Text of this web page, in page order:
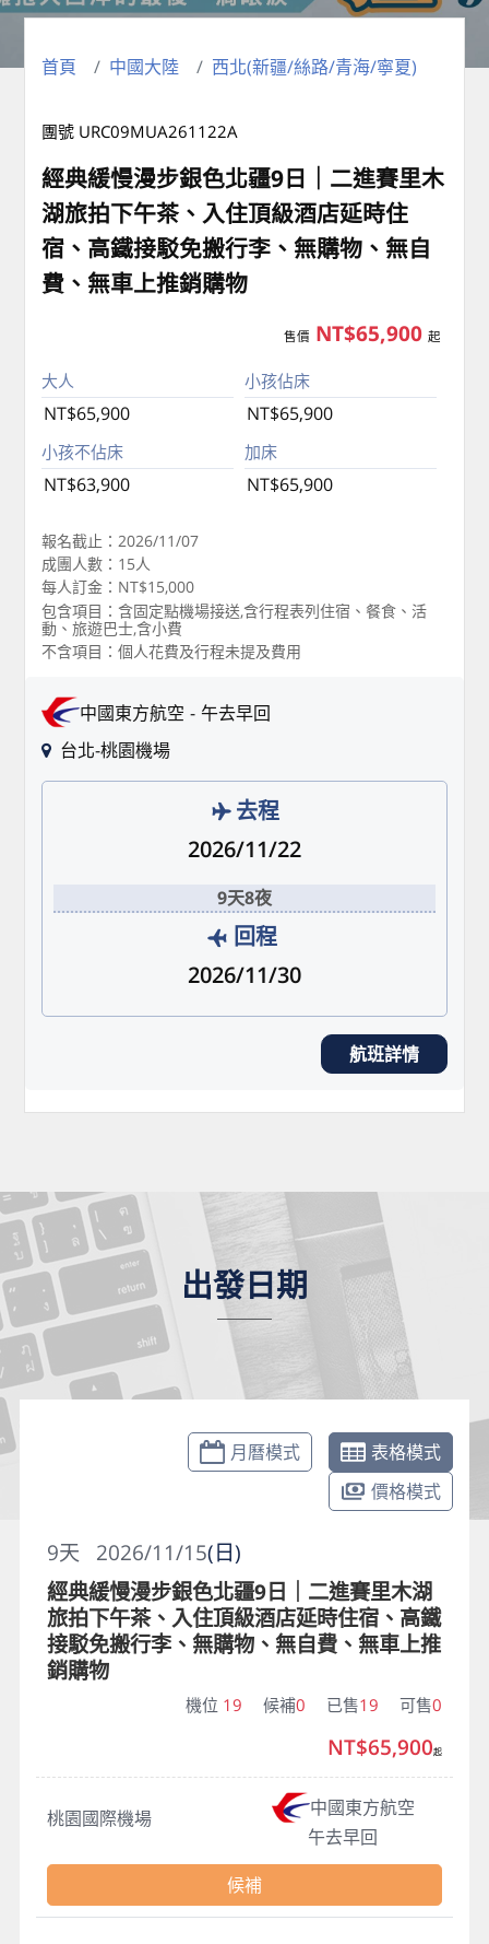
首頁 中國大陸 西北(新疆/絲路/青海/寧夏)
團號 URC09MUA261122A
經典緩慢漫步銀色北疆9日｜二進賽里木
湖旅拍下午茶、入住頂級酒店延時住
宿、高鐵接駁免搬行李、無購物、無自
費、無車上推銷購物
售價 NT$65,900 起
大人
NT$65,900
小孩佔床
NT$65,900
小孩不佔床
NT$63,900
加床
NT$65,900
報名截止：2026/11/07
成團人數：15人
每人訂金：NT$15,000
包含項目：含固定點機場接送,含行程表列住宿、餐食、活
動、旅遊巴士,含小費
不含項目：個人花費及行程未提及費用
中國東方航空
午去早回
台北-桃園機場
去程
2026/11/22
9天8夜
回程
2026/11/30
航班詳情
出發日期
月曆模式
表格模式
價格模式
2026/11/15(日)
9天
經典緩慢漫步銀色北疆9日｜二進賽里木湖
旅拍下午茶、入住頂級酒店延時住宿、高鐵
接駁免搬行李、無購物、無自費、無車上推
銷購物
機位 19 候補0 已售19 可售0
桃園國際機場
中國東方航空
午去早回
NT$65,900起
候補